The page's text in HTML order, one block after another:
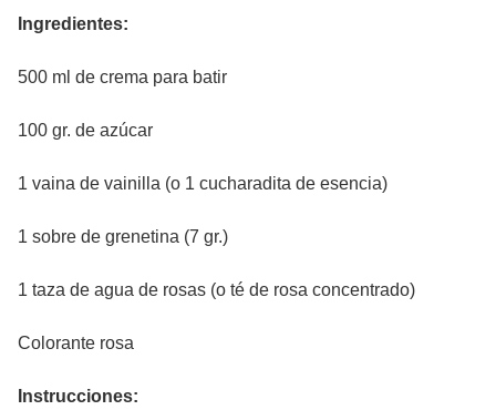
Ingredientes:
500 ml de crema para batir
100 gr. de azúcar
1 vaina de vainilla (o 1 cucharadita de esencia)
1 sobre de grenetina (7 gr.)
1 taza de agua de rosas (o té de rosa concentrado)
Colorante rosa
Instrucciones: